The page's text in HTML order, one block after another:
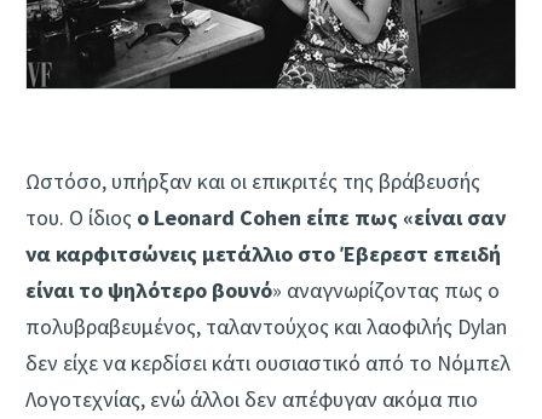
Ωστόσο, υπήρξαν και οι επικριτές της βράβευσής
του. Ο ίδιος ο Leonard Cohen είπε πως «είναι σαν
να καρφιτσώνεις μετάλλιο στο Έβερεστ επειδή
είναι το ψηλότερο βουνό» αναγνωρίζοντας πως ο
πολυβραβευμένος, ταλαντούχος και λαοφιλής Dylan
δεν είχε να κερδίσει κάτι ουσιαστικό από το Νόμπελ
Λογοτεχνίας, ενώ άλλοι δεν απέφυγαν ακόμα πιο